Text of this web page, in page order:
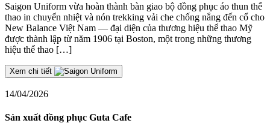
Saigon Uniform vừa hoàn thành bàn giao bộ đồng phục áo thun thể
thao in chuyển nhiệt và nón trekking vải che chống nắng đến cổ cho
New Balance Việt Nam — đại diện của thương hiệu thể thao Mỹ
được thành lập từ năm 1906 tại Boston, một trong những thương
hiệu thể thao […]
Xem chi tiết
14/04/2026
Sản xuất đồng phục Guta Cafe